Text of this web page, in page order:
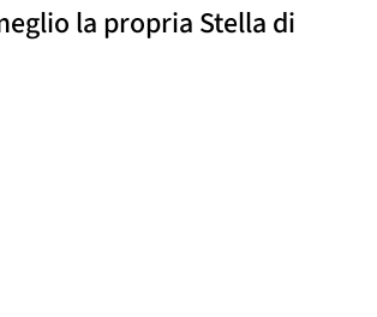
la propria Stella di